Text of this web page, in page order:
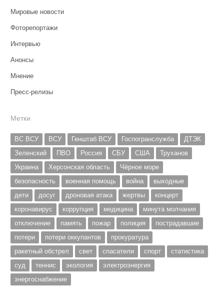
Мировые новости
Фоторепортажи
Интервью
Анонсы
Мнение
Пресс-релизы
Метки
ВС ВСУ ВСУ Генштаб ВСУ Госпогранслужба
ДТЭК
Зеленский
ПВО Россия СБУ США
Труханов
Украина
Херсонская область
Чёрное море
безопасность
военная помощь война
выходные
дети
досуг дроновая атака жертвы
концерт
коронавирус
коррупция медицина
минута молчания
отключение
память пожар полиция
пострадавшие
потери
потери оккупантов
прокуратура
ракетный обстрел
свет спасатели спорт
статистика
суд
теннис экология
электроэнергия
энергоснабжение